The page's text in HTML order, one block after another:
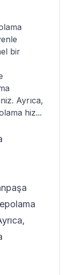
bir
Ayrıca,
hiz...